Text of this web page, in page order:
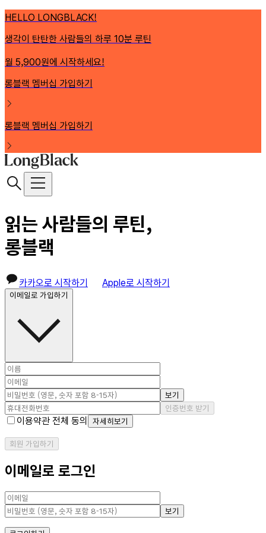
HELLO LONGBLACK!
생각이 탄탄한 사람들의 하루 10분 루틴
월 5,900원에 시작하세요!
롱블랙 멤버십 가입하기
롱블랙 멤버십 가입하기
읽는 사람들의 루틴,
롱블랙
카카오로 시작하기 Apple로 시작하기
이메일로 가입하기
보기
인증번호 받기
이용약관 전체 동의 자세히보기
회원 가입하기
이메일로 로그인
보기